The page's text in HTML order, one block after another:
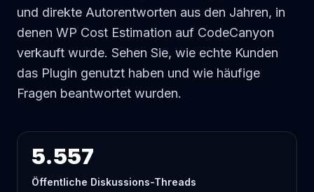
und direkte Autorentworten aus den Jahren, in
denen WP Cost Estimation auf CodeCanyon
verkauft wurde. Sehen Sie, wie echte Kunden
das Plugin genutzt haben und wie häufige
Fragen beantwortet wurden.
5.557
Öffentliche Diskussions-Threads